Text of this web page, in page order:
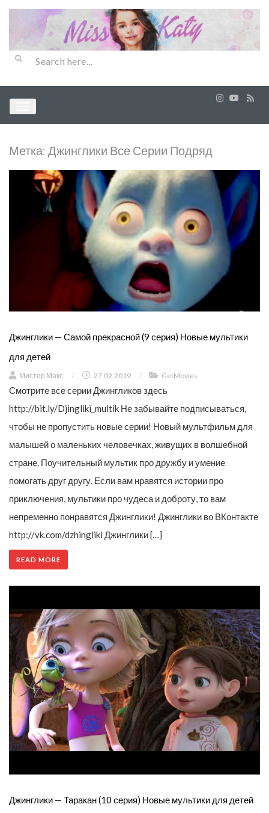
Метка: Джинглики Все Серии Подряд
Джинглики — Самой прекрасной (9 серия) Новые мультики
для детей
Мистер Макс / 27.02.2019 / GetMovies
Смотрите все серии Джингликов здесь
http://bit.ly/Djingliki_multik Не забывайте подписываться,
чтобы не пропустить новые серии! Новый мультфильм для
малышей о маленьких человечках, живущих в волшебной
стране. Поучительный мультик про дружбу и умение
помогать друг другу. Если вам нравятся истории про
приключения, мультики про чудеса и доброту, то вам
непременно понравятся Джинглики! Джинглики во ВКонтакте
http://vk.com/dzhingliki Джинглики […]
READ MORE
Джинглики — Таракан (10 серия) Новые мультики для детей